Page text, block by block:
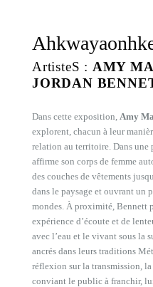
ArtisteS : AMY
JORDAN
Dans cette exposition, Amy
explorent, chacun à leur
relation au territoire. Dans une
affirme son corps de femme
des couches de vêtements
dans le paysage et ouvrant un
mondes. À proximité, Bennett
expérience d’écoute et de
avec l’eau et le vivant sous la
ancrés dans leurs traditions
réflexion sur la transmission,
conviant le public à franchir,